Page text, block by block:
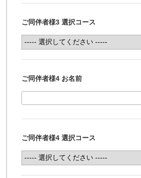
ご同伴者様3 選択コース
ご同伴者様4 お名前
ご同伴者様4 選択コース